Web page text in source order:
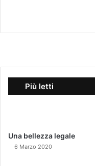
Più letti
Una bellezza legale
6 Marzo 2020